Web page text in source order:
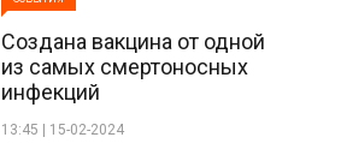
Создана вакцина от одной
из самых смертоносных
инфекций
13:45 | 15-02-2024